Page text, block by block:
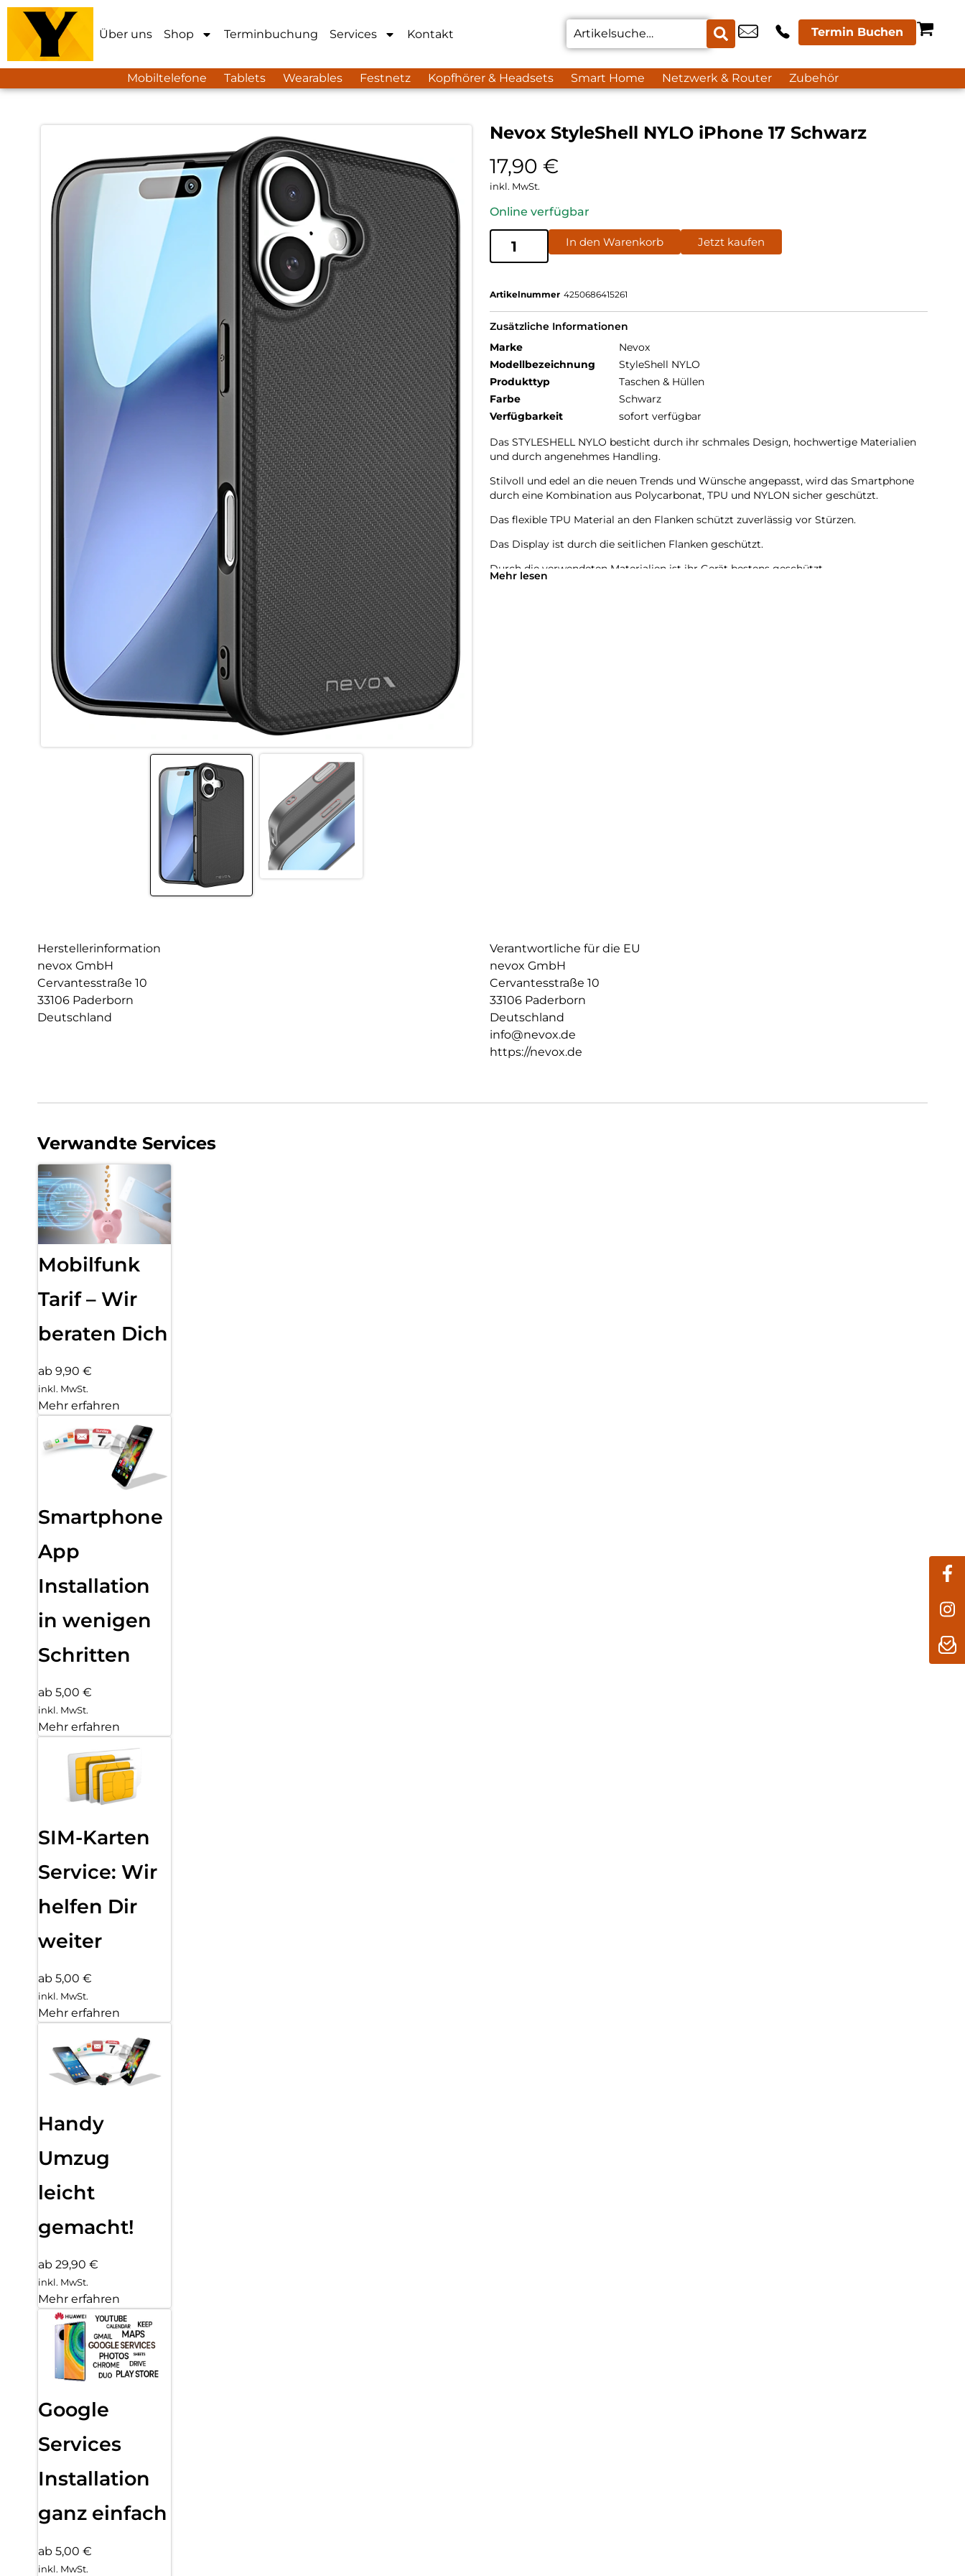
Über uns Shop Terminbuchung Services Kontakt Termin Buchen
Mobiltelefone Tablets Wearables Festnetz Kopfhörer & Headsets Smart Home Netzwerk & Router Zubehör
Nevox StyleShell NYLO iPhone 17 Schwarz
17,90 €
inkl. MwSt.
Online verfügbar
In den Warenkorb Jetzt kaufen
Artikelnummer 4250686415261
Zusätzliche Informationen
Marke
Nevox
Modellbezeichnung
StyleShell NYLO
Produkttyp
Taschen & Hüllen
Farbe
Schwarz
Verfügbarkeit
sofort verfügbar
Das STYLESHELL NYLO besticht durch ihr schmales Design, hochwertige Materialien
und durch angenehmes Handling.
Stilvoll und edel an die neuen Trends und Wünsche angepasst, wird das Smartphone
durch eine Kombination aus Polycarbonat, TPU und NYLON sicher geschützt.
Das flexible TPU Material an den Flanken schützt zuverlässig vor Stürzen.
Das Display ist durch die seitlichen Flanken geschützt.
Durch die verwendeten Materialien ist ihr Gerät bestens geschützt.
Mehr lesen
Herstellerinformation
nevox GmbH
Cervantesstraße 10
33106 Paderborn
Deutschland
Verantwortliche für die EU
nevox GmbH
Cervantesstraße 10
33106 Paderborn
Deutschland
info@nevox.de
https://nevox.de
Verwandte Services
Mobilfunk
Tarif – Wir
beraten Dich
ab 9,90 €
inkl. MwSt.
Mehr erfahren
Smartphone
App
Installation
in wenigen
Schritten
ab 5,00 €
inkl. MwSt.
Mehr erfahren
SIM-Karten
Service: Wir
helfen Dir
weiter
ab 5,00 €
inkl. MwSt.
Mehr erfahren
Handy
Umzug
leicht
gemacht!
ab 29,90 €
inkl. MwSt.
Mehr erfahren
Google
Services
Installation
ganz einfach
ab 5,00 €
inkl. MwSt.